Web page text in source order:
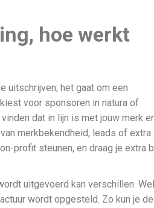
hoe werkt
uitschrijven; het gaat om een
voor sponsoren in natura of
dat in lijn is met jouw merk
merkbekendheid, leads of extra
profit steunen, en draag je extra
uitgevoerd kan verschillen.
wordt opgesteld. Zo kun je de